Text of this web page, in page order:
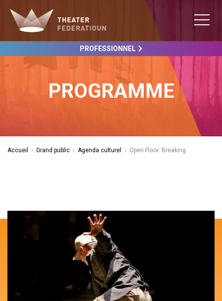
PROFESSIONNEL
PROGRAMME
Accueil › Grand public › Agenda culturel › Open Floor: Breaking